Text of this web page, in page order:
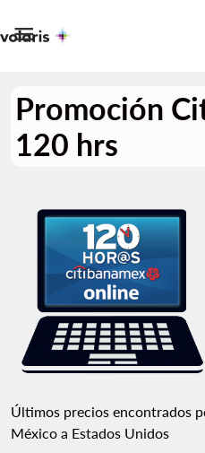

Promoción
120 hrs
Últimos precios encontrados
México a Estados Unidos